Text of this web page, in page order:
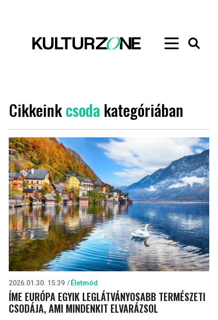
Cikkeinkcsoda kategóriában
2026.01.30. 15:39 Életmód
ÍME EURÓPA EGYIK LEGLÁTVÁNYOSABB TERMÉSZETI
CSODÁJA, AMI MINDENKIT ELVARÁZSOL